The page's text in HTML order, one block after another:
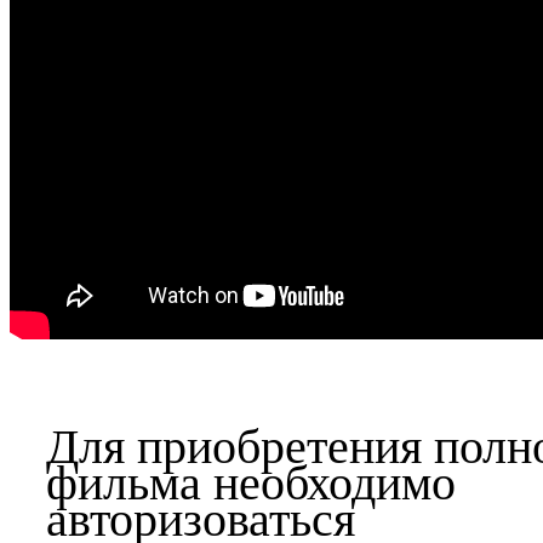
Для приобретения
фильма необходимо
авторизоваться